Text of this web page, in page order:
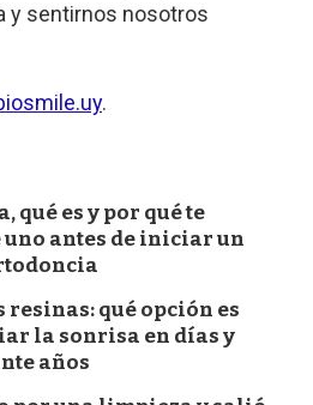
y sentirnos nosotros
.
qué es y por qué te
antes de iniciar un
resinas: qué opción es
la sonrisa en días y
años